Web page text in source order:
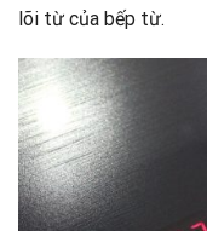
lõi từ của bếp từ.